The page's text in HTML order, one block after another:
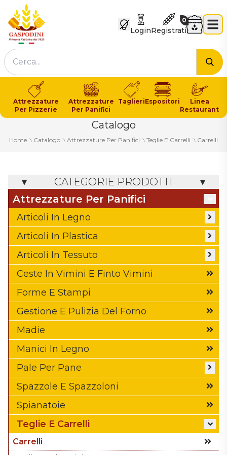
LoginRegistrati
Carrello
0
Attrezzature
Per Pizzerie
Attrezzature
Per Panifici
TaglieriEspositori
Linea
Restaurant
Catalogo
Home ৲ Catalogo ৲ Attrezzature Per Panifici ৲ Teglie E Carrelli ৲ Carrelli
CATEGORIE PRODOTTI
Attrezzature Per Panifici
Articoli In Legno
Casse In Legno E Madie
Manici In Legno
Pale A Baionetta
Pale A Cavicchi
Spadine In Legno
Tavole In Legno
Articoli In Plastica
Bacinelle
Bidoni
Cassette
Ceste
Contenitori
Coperchi
Mastelli
Pallet
Secchi
Articoli In Tessuto
Fodera Copricesta
Guanti Anticalore
Teli Per Lievitazione
Teli Per Telai Da Infornamento
Ceste In Vimini E Finto Vimini
Forme E Stampi
Gestione E Pulizia Del Forno
Madie
Manici In Legno
Pale Per Pane
Accessori Per Pale Pane
Pale A Baionetta
Pale A Cavicchi
Pale Da Sfornamento In Alluminio
Spazzole E Spazzoloni
Spianatoie
Teglie E Carrelli
Carrelli